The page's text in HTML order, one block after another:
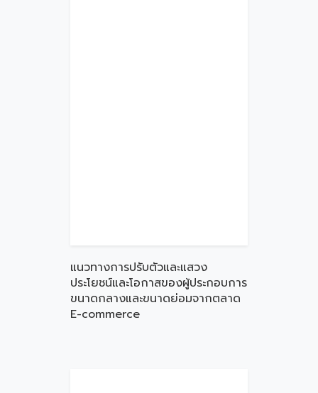
แนวทางการปรับตัวและแสวง
ประโยชน์และโอกาสของผู้ประกอบการ
ขนาดกลางและขนาดย่อมจากตลาด
E-commerce